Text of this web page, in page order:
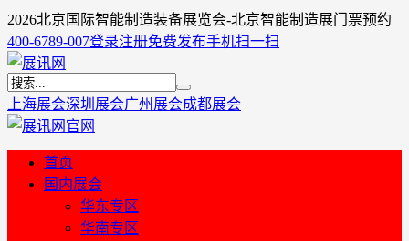
2026北京国际智能制造装备展览会-北京智能制造展门票预约
400-6789-007登录注册免费发布手机扫一扫
上海展会深圳展会广州展会成都展会
首页
国内展会
华东专区
华南专区